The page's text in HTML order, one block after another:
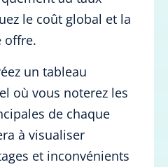
le coût global et la
offre.
un tableau
où vous noterez les
de chaque
à visualiser
et inconvénients